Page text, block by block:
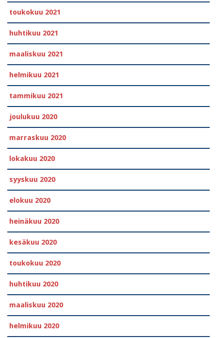
toukokuu 2021
huhtikuu 2021
maaliskuu 2021
helmikuu 2021
tammikuu 2021
joulukuu 2020
marraskuu 2020
lokakuu 2020
syyskuu 2020
elokuu 2020
heinäkuu 2020
kesäkuu 2020
toukokuu 2020
huhtikuu 2020
maaliskuu 2020
helmikuu 2020